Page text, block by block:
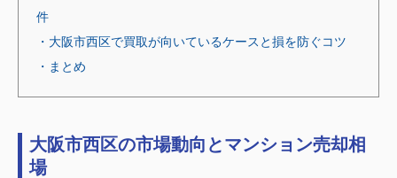
件
・大阪市西区で買取が向いているケースと損を防ぐコツ
・まとめ
大阪市西区の市場動向とマンション売却相
場